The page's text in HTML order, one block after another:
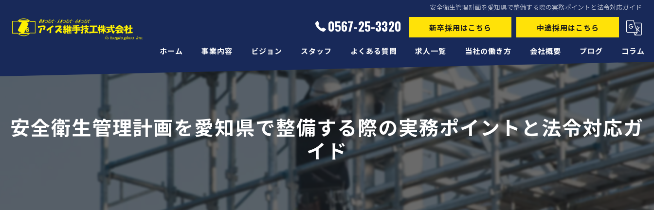
安全衛生管理計画を愛知県で整備する際の実務ポイントと法令対応ガイド
0567-25-3320 新卒採用はこちら 中途採用はこちら
ホーム 事業内容 ビジョン スタッフ よくある質問 求人一覧 当社の働き方
未経験
経験者
正社員
高収入
転職
会社概要 ブログ コラム
安全衛生管理計画を愛知県で整備する際の実務ポイントと法令対応ガ
イド